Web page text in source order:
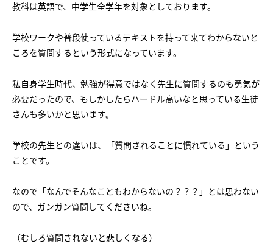
会社概要
プライバシーポリシー
教科は英語で、中学生全学年を対象としております。
学校ワークや普段使っているテキストを持って来てわからないと
ころを質問するという形式になっています。
私自身学生時代、勉強が得意ではなく先生に質問するのも勇気が
必要だったので、もしかしたらハードル高いなと思っている生徒
さんも多いかと思います。
学校の先生との違いは、「質問されることに慣れている」という
ことです。
なので「なんでそんなこともわからないの？？？」とは思わない
ので、ガンガン質問してくださいね。
（むしろ質問されないと悲しくなる）